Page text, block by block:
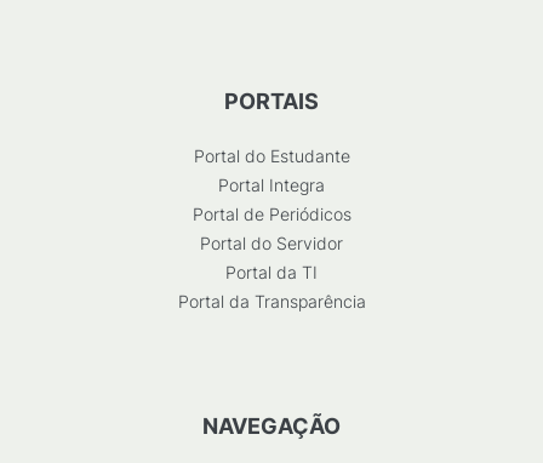
PORTAIS
Portal do Estudante
Portal Integra
Portal de Periódicos
Portal do Servidor
Portal da TI
Portal da Transparência
NAVEGAÇÃO